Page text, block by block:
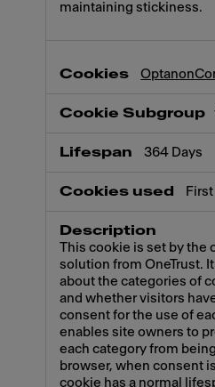
maintaining stickiness.
364 Days
This cookie is set by the
solution from OneTrust.
about the categories of
and whether visitors
consent for the use of
enables site owners to
each category from
browser, when consent
cookie has a normal